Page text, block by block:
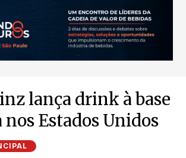
lança drink à base
nos Estados Unidos